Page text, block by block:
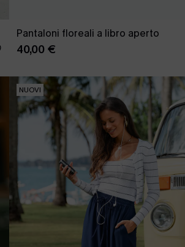
Pantaloni floreali a libro aperto
40,00 €
NUOVI